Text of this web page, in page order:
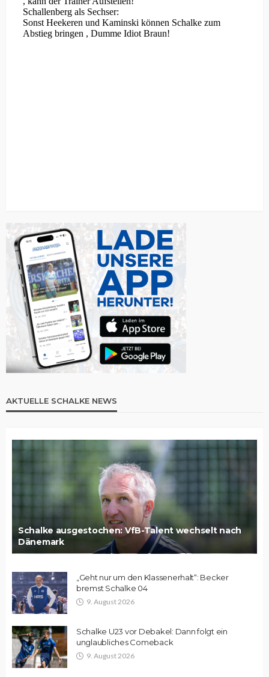
AKTUELLE SCHALKE NEWS
Schalke ausgestochen: VfB-Talent wechselt nach
Dänemark
„Geht nur um den Klassenerhalt“: Becker
bremst Schalke 04
9. August 2026
Schalke U23 vor Debakel: Dann folgt ein
unglaubliches Comeback
9. August 2026